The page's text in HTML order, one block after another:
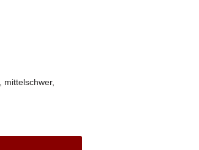
mittelschwer,